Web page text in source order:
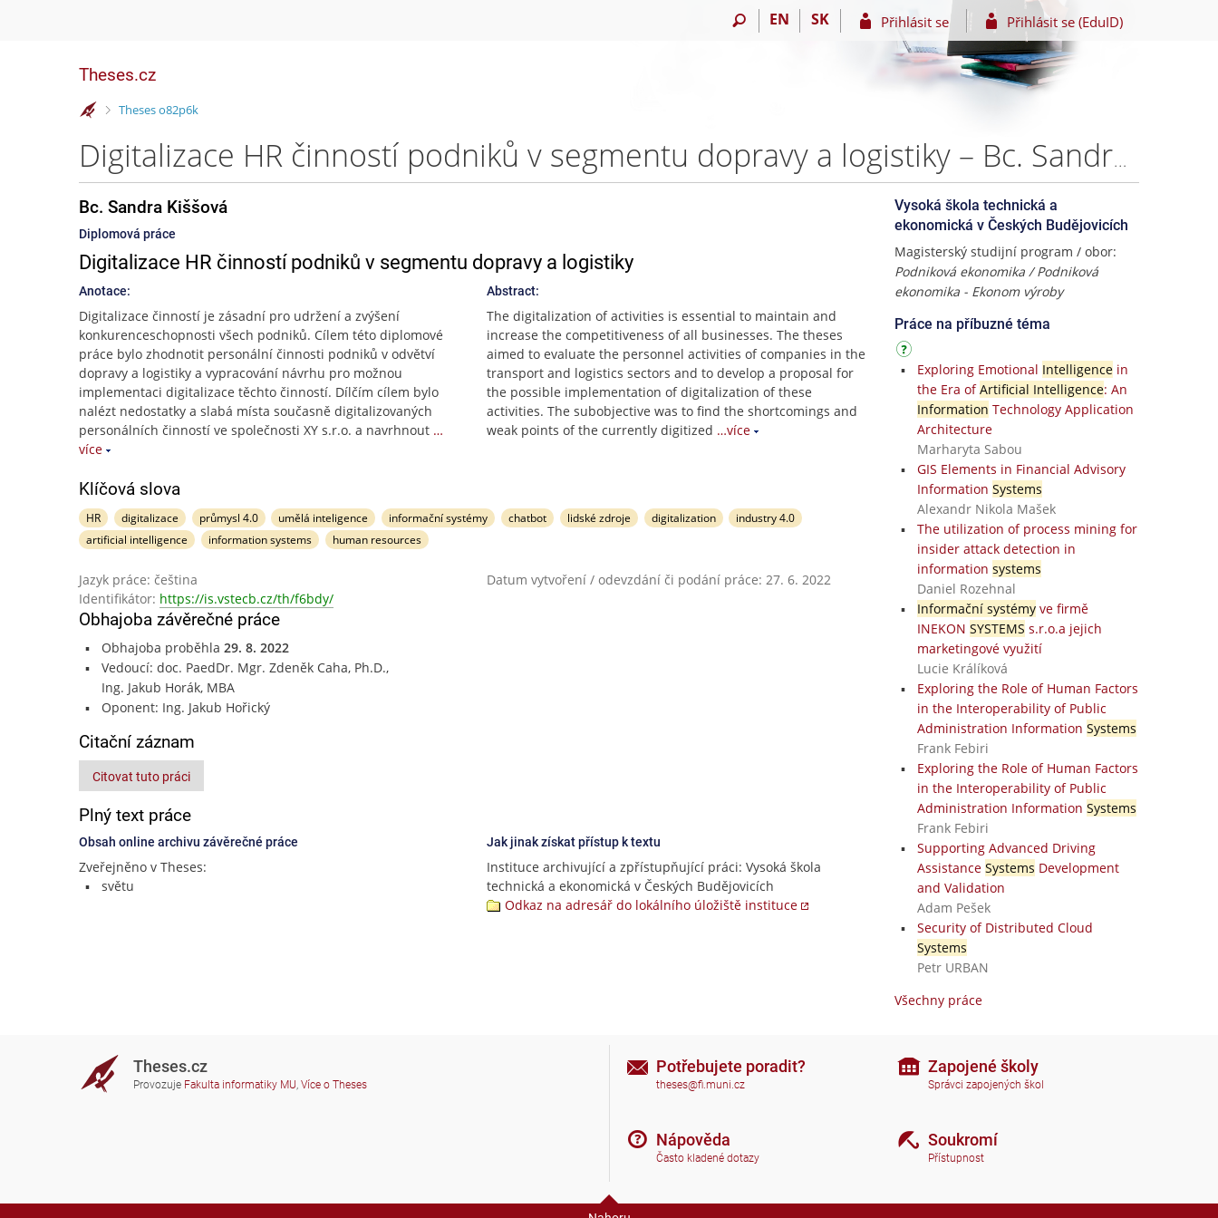
EN SK Přihlásit se Přihlásit se (EduID)
Theses.cz
>
Theses o82p6k
Digitalizace HR činností podniků v segmentu dopravy a logistiky – Bc. Sandra Kiššová
Bc. Sandra Kiššová
Diplomová práce
Digitalizace HR činností podniků v segmentu dopravy a logistiky
Anotace:
Digitalizace činností je zásadní pro udržení a zvýšení
konkurenceschopnosti všech podniků. Cílem této diplomové
práce bylo zhodnotit personální činnosti podniků v odvětví
dopravy a logistiky a vypracování návrhu pro možnou
implementaci digitalizace těchto činností. Dílčím cílem bylo
nalézt nedostatky a slabá místa současně digitalizovaných
personálních činností ve společnosti XY s.r.o. a navrhnout …
více
Abstract:
The digitalization of activities is essential to maintain and
increase the competitiveness of all businesses. The theses
aimed to evaluate the personnel activities of companies in the
transport and logistics sectors and to develop a proposal for
the possible implementation of digitalization of these
activities. The subobjective was to find the shortcomings and
weak points of the currently digitized …více
Klíčová slova
HR digitalizace průmysl 4.0 umělá inteligence informační systémy chatbot lidské zdroje digitalization
industry 4.0
artificial intelligence
information systems human resources
Jazyk práce: čeština
Datum vytvoření / odevzdání či podání práce: 27. 6. 2022
Identifikátor: https://is.vstecb.cz/th/f6bdy/
Obhajoba závěrečné práce
Obhajoba proběhla 29. 8. 2022
Vedoucí: doc. PaedDr. Mgr. Zdeněk Caha, Ph.D.,
Ing. Jakub Horák, MBA
Oponent: Ing. Jakub Hořický
Citační záznam
Citovat tuto práci
Plný text práce
Obsah online archivu závěrečné práce
Zveřejněno v Theses:
světu
Jak jinak získat přístup k textu
Instituce archivující a zpřístupňující práci: Vysoká škola
technická a ekonomická v Českých Budějovicích
Odkaz na adresář do lokálního úložiště instituce
Vysoká škola technická a
ekonomická v Českých Budějovicích
Magisterský studijní program / obor:
Podniková ekonomika / Podniková
ekonomika - Ekonom výroby
Práce na příbuzné téma
Exploring Emotional Intelligencein
the Era ofArtificial Intelligence: An
Information Technology Application
Architecture
Marharyta Sabou
GIS Elements in Financial Advisory
Information Systems
Alexandr Nikola Mašek
The utilization of process mining for
insider attack detection in
information systems
Daniel Rozehnal
Informační systémyve firmě
INEKON SYSTEMS s.r.o.a jejich
marketingové využití
Lucie Králíková
Exploring the Role of Human Factors
in the Interoperability of Public
Administration Information Systems
Frank Febiri
Exploring the Role of Human Factors
in the Interoperability of Public
Administration Information Systems
Frank Febiri
Supporting Advanced Driving
Assistance Systems Development
and Validation
Adam Pešek
Security of Distributed Cloud
Systems
Petr URBAN
Všechny práce
Theses.cz
Provozuje Fakulta informatiky MU, Více o Theses
Potřebujete poradit?
theses@fi.muni.cz
Nápověda
Často kladené dotazy
Zapojené školy
Správci zapojených škol
Soukromí
Přístupnost